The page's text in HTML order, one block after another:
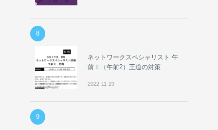
8
ネットワークスペシャリスト 午
前Ⅱ（午前2）王道の対策
2022-11-29
9